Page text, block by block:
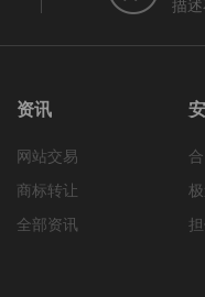
描
资讯
网站交易
商标转让
全部资讯